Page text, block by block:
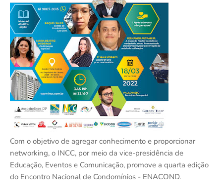
Com o objetivo de agregar conhecimento e proporcionar
networking, o INCC, por meio da vice-presidência de
Educação, Eventos e Comunicação, promove a quarta edição
do Encontro Nacional de Condomínios - ENACOND.